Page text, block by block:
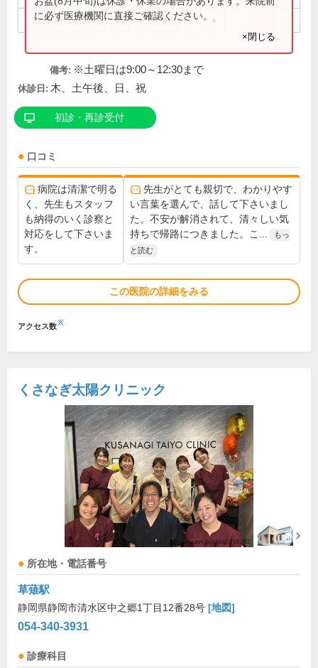
12:30～18:30 ● ● ●
に必ず医療機関に直接ご確認ください。
×閉じる
備考: ※土曜日は9:00～12:30まで
休診日: 木、土午後、日、祝
初診・再診受付
口コミ
病院は清潔で明る
く、先生もスタッフ
も納得のいく診察と
対応をして下さいま
す。
先生がとても親切で、わかりやす
い言葉を選んで、話して下さいまし
た。不安が解消されて、清々しい気
持ちで帰路につきました。こ...
もっ
と読む
この医院の詳細をみる
アクセス数※
くさなぎ太陽クリニック
所在地・電話番号
草薙駅
静岡県静岡市清水区中之郷1丁目12番28号 [地図]
054-340-3931
診療科目